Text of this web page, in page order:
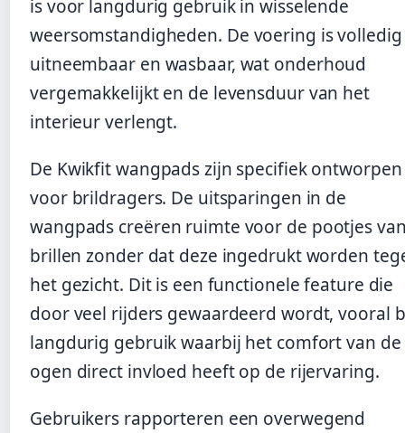
is voor langdurig gebruik in wisselende
weersomstandigheden. De voering is volledig
uitneembaar en wasbaar, wat onderhoud
vergemakkelijkt en de levensduur van het
interieur verlengt.
De Kwikfit wangpads zijn specifiek ontworpen
voor brildragers. De uitsparingen in de
wangpads creëren ruimte voor de pootjes
brillen zonder dat deze ingedrukt worden
het gezicht. Dit is een functionele feature die
door veel rijders gewaardeerd wordt, vooral
langdurig gebruik waarbij het comfort van de
ogen direct invloed heeft op de rijervaring.
Gebruikers rapporteren een overwegend